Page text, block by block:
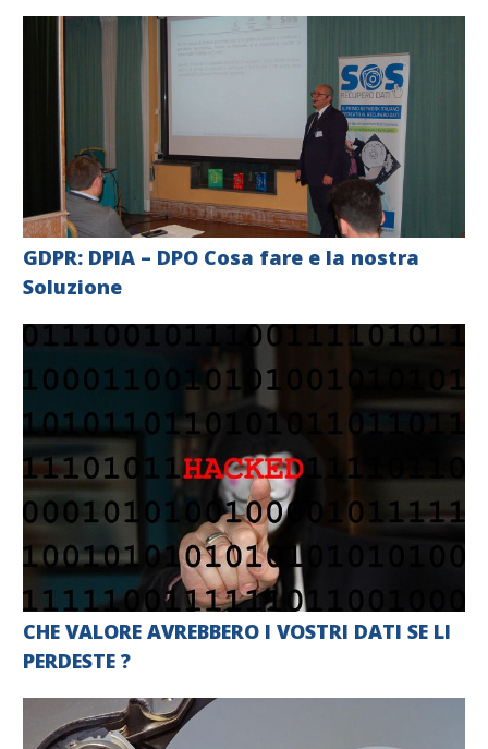
GDPR: DPIA – DPO Cosa fare e la nostra
Soluzione
CHE VALORE AVREBBERO I VOSTRI DATI SE LI
PERDESTE ?